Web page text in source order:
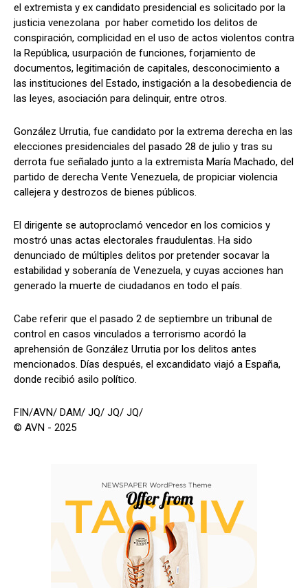
el extremista y ex candidato presidencial es solicitado por la
justicia venezolana por haber cometido los delitos de
conspiración, complicidad en el uso de actos violentos contra
la República, usurpación de funciones, forjamiento de
documentos, legitimación de capitales, desconocimiento a
las instituciones del Estado, instigación a la desobediencia de
las leyes, asociación para delinquir, entre otros.
González Urrutia, fue candidato por la extrema derecha en las
elecciones presidenciales del pasado 28 de julio y tras su
derrota fue señalado junto a la extremista María Machado, del
partido de derecha Vente Venezuela, de propiciar violencia
callejera y destrozos de bienes públicos.
El dirigente se autoproclamó vencedor en los comicios y
mostró unas actas electorales fraudulentas. Ha sido
denunciado de múltiples delitos por pretender socavar la
estabilidad y soberanía de Venezuela, y cuyas acciones han
generado la muerte de ciudadanos en todo el país.
Cabe referir que el pasado 2 de septiembre un tribunal de
control en casos vinculados a terrorismo acordó la
aprehensión de González Urrutia por los delitos antes
mencionados. Días después, el excandidato viajó a España,
donde recibió asilo político.
FIN/AVN/ DAM/ JQ/ JQ/ JQ/
© AVN - 2025